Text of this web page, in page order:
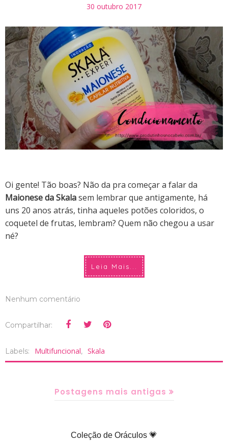
30 outubro 2017
Oi gente! Tão boas? Não da pra começar a falar da
Maionese da Skalasem lembrar que antigamente, há
uns 20 anos atrás, tinha aqueles potões coloridos, o
coquetel de frutas, lembram? Quem não chegou a usar
né?
Leia Mais...
Nenhum comentário
Compartilhar:
Labels: Multifuncional, Skala
Postagens mais antigas
Coleção de Oráculos 💗